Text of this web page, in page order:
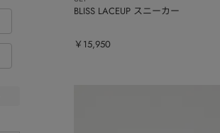
BLISS LACEUP スニーカー
￥15,950